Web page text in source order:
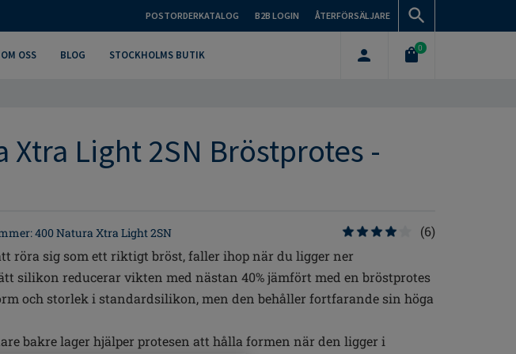
POSTORDERKATALOG B2B LOGIN ÅTERFÖRSÄLJARE
OM OSS BLOG STOCKHOLMS BUTIK
0
Xtra Light 2SN Bröstprotes -
400 Natura Xtra Light 2SN
(6)
röra sig som ett riktigt bröst, faller ihop när du ligger ner
silikon reducerar vikten med nästan 40% jämfört med en bröstprotes
och storlek i standardsilikon, men den behåller fortfarande sin höga
bakre lager hjälper protesen att hålla formen när den ligger i